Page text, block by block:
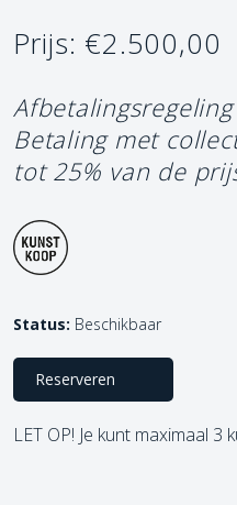
Prijs: €2.500,00
Betaling met
tot 25% van de
Status: Beschikbaar
Reserveren
LET OP! Je kunt maximaal